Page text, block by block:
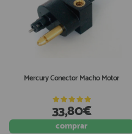
Mercury Conector Macho Motor
33,80€
comprar